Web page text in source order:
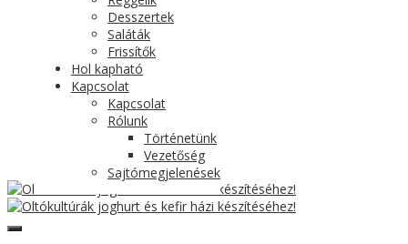
Desszertek
Saláták
Frissítők
Hol kapható
Kapcsolat
Kapcsolat
Rólunk
Történetünk
Vezetőség
Sajtómegjelenések